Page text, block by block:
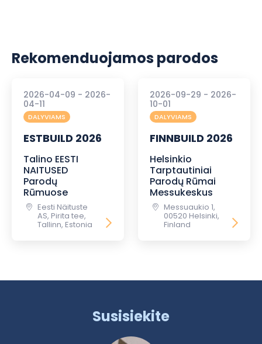
Rekomenduojamos parodos
2026-04-09 - 2026-
04-11
DALYVIAMS
ESTBUILD 2026
Talino EESTI
NAITUSED
Parodų
Rūmuose
Eesti Näituste
AS, Pirita tee,
Tallinn, Estonia
2026-09-29 - 2026-
10-01
DALYVIAMS
FINNBUILD 2026
Helsinkio
Tarptautiniai
Parodų Rūmai
Messukeskus
Messuaukio 1,
00520 Helsinki,
Finland
Susisiekite